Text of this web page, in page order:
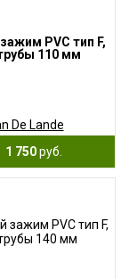
PVC тип F,
110 мм
De Lande
1 750руб.